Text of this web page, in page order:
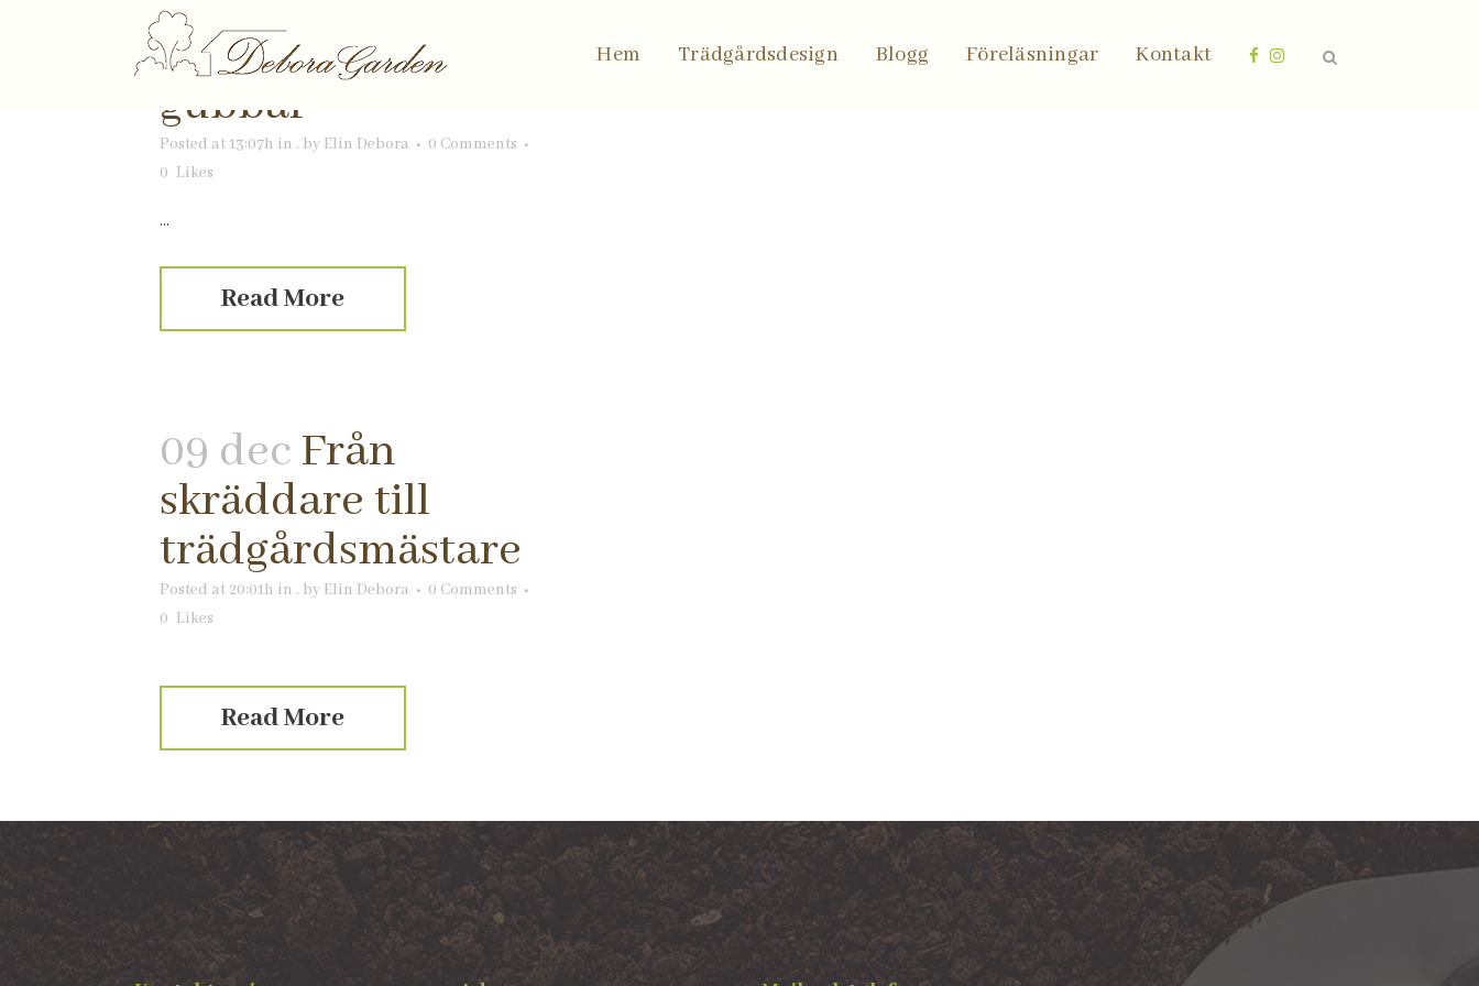
Hem Trädgårdsdesign Blogg Föreläsningar Kontakt
13 decKatter och
gubbar
Posted at 13:07h in . by Elin Debora
0 Comments
0 Likes
...
Read More
09 dec Från
skräddare till
trädgårdsmästare
Posted at 20:01h in . by Elin Debora
0 Comments
0 Likes
Read More